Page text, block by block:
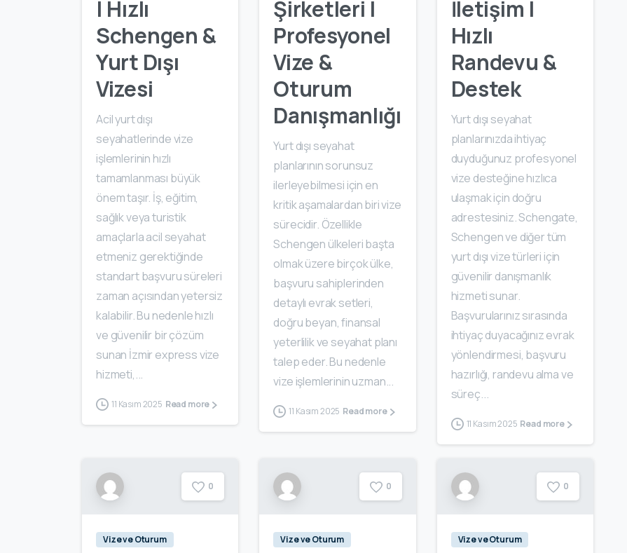
| Hızlı
Schengen &
Yurt Dışı
Vizesi
Acil yurt dışı
seyahatlerinde vize
işlemlerinin hızlı
tamamlanması büyük
önem taşır. İş, eğitim,
sağlık veya turistik
amaçlarla acil seyahat
etmeniz gerektiğinde
standart başvuru süreleri
zaman açısından yetersiz
kalabilir. Bu nedenle hızlı
ve güvenilir bir çözüm
sunan İzmir express vize
hizmeti,...
11 Kasım 2025 Read more
Şirketleri |
Profesyonel
Vize &
Oturum
Danışmanlığı
Yurt dışı seyahat
planlarının sorunsuz
ilerleyebilmesi için en
kritik aşamalardan biri vize
sürecidir. Özellikle
Schengen ülkeleri başta
olmak üzere birçok ülke,
başvuru sahiplerinden
detaylı evrak setleri,
doğru beyan, finansal
yeterlilik ve seyahat planı
talep eder. Bu nedenle
vize işlemlerinin uzman...
11 Kasım 2025 Read more
İletişim |
Hızlı
Randevu &
Destek
Yurt dışı seyahat
planlarınızda ihtiyaç
duyduğunuz profesyonel
vize desteğine hızlıca
ulaşmak için doğru
adrestesiniz. Schengate,
Schengen ve diğer tüm
yurt dışı vize türleri için
güvenilir danışmanlık
hizmeti sunar.
Başvurularınız sırasında
ihtiyaç duyacağınız evrak
yönlendirmesi, başvuru
hazırlığı, randevu alma ve
süreç...
11 Kasım 2025 Read more
0
Vize ve Oturum
0
Vize ve Oturum
0
Vize ve Oturum